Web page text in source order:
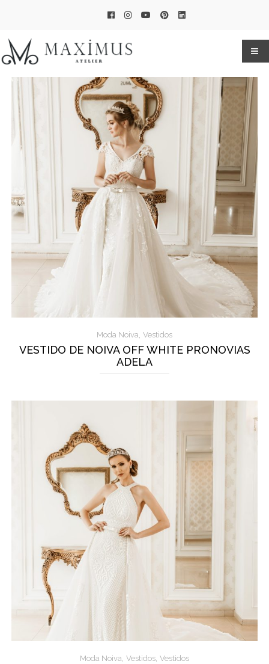
Moda Noiva, Vestidos
VESTIDO DE NOIVA OFF WHITE PRONOVIAS
ADELA
Moda Noiva, Vestidos, Vestidos